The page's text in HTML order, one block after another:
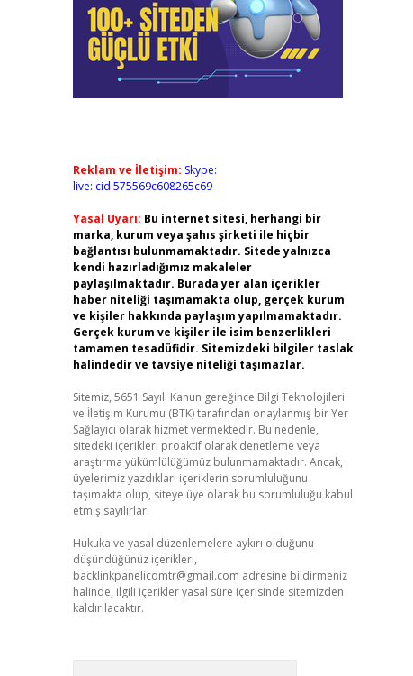
Reklam ve İletişim: Skype:
live:.cid.575569c608265c69
Yasal Uyarı: Bu internet sitesi, herhangi bir
marka, kurum veya şahıs şirketi ile hiçbir
bağlantısı bulunmamaktadır. Sitede yalnızca
kendi hazırladığımız makaleler
paylaşılmaktadır. Burada yer alan içerikler
haber niteliği taşımamakta olup, gerçek kurum
ve kişiler hakkında paylaşım yapılmamaktadır.
Gerçek kurum ve kişiler ile isim benzerlikleri
tamamen tesadüfidir. Sitemizdeki bilgiler taslak
halindedir ve tavsiye niteliği taşımazlar.
Sitemiz, 5651 Sayılı Kanun gereğince Bilgi Teknolojileri
ve İletişim Kurumu (BTK) tarafından onaylanmış bir Yer
Sağlayıcı olarak hizmet vermektedir. Bu nedenle,
sitedeki içerikleri proaktif olarak denetleme veya
araştırma yükümlülüğümüz bulunmamaktadır. Ancak,
üyelerimiz yazdıkları içeriklerin sorumluluğunu
taşımakta olup, siteye üye olarak bu sorumluluğu kabul
etmiş sayılırlar.
Hukuka ve yasal düzenlemelere aykırı olduğunu
düşündüğünüz içerikleri,
backlinkpanelicomtr@gmail.com adresine bildirmeniz
halinde, ilgili içerikler yasal süre içerisinde sitemizden
kaldırılacaktır.